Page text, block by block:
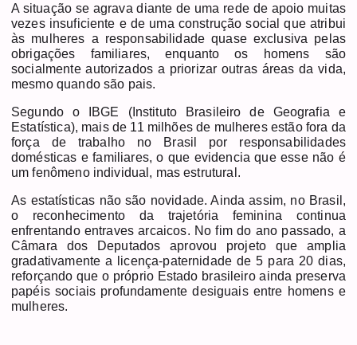
A situação se agrava diante de uma rede de apoio muitas
vezes insuficiente e de uma construção social que atribui
às mulheres a responsabilidade quase exclusiva pelas
obrigações familiares, enquanto os homens são
socialmente autorizados a priorizar outras áreas da vida,
mesmo quando são pais.
Segundo o IBGE (Instituto Brasileiro de Geografia e
Estatística), mais de 11 milhões de mulheres estão fora da
força de trabalho no Brasil por responsabilidades
domésticas e familiares, o que evidencia que esse não é
um fenômeno individual, mas estrutural.
As estatísticas não são novidade. Ainda assim, no Brasil,
o reconhecimento da trajetória feminina continua
enfrentando entraves arcaicos. No fim do ano passado, a
Câmara dos Deputados aprovou projeto que amplia
gradativamente a licença-paternidade de 5 para 20 dias,
reforçando que o próprio Estado brasileiro ainda preserva
papéis sociais profundamente desiguais entre homens e
mulheres.